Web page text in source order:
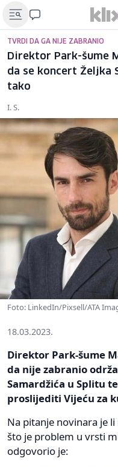
TVRDI DA GA NIJE ZABRANIO
Direktor Park-šume
da se koncert Željka
tako
I. S.
Foto: LinkedIn/Pixsell/ATA
18.03.2023.
Direktor Park-šume
da nije zabranio
Samardžića u Splitu
proslijediti Vijeću za
Na pitanje novinara je
što je problem u vrsti
odgovorio je: